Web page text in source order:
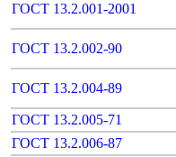
ГОСТ 13.2.001-2001
ГОСТ 13.2.002-90
ГОСТ 13.2.004-89
ГОСТ 13.2.005-71
ГОСТ 13.2.006-87